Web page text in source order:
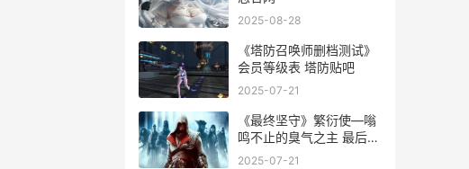
2025-08-28
《塔防召唤师删档测试》
会员等级表 塔防贴吧
2025-07-21
《最终坚守》繁衍使—嗡
鸣不止的臭气之主 最后的
坚守阅读答案
2025-07-21